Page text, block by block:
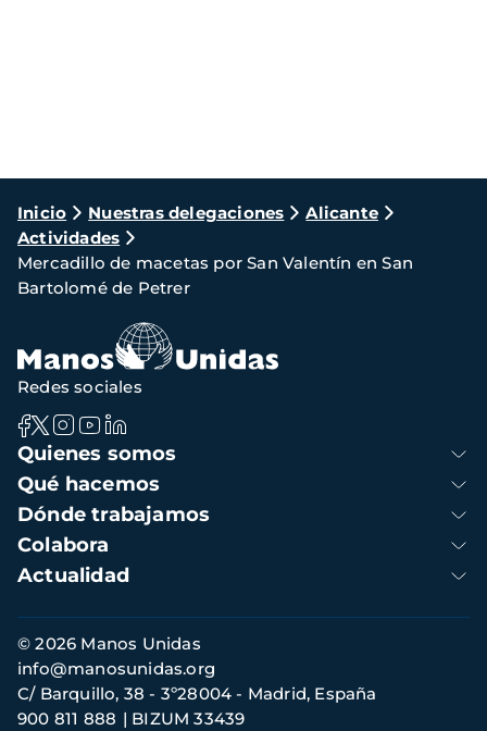
Ruta
de
navegación
Inicio Nuestras delegaciones
Alicante
Actividades
Mercadillo de macetas por San Valentín en San
Bartolomé de Petrer
Navegación
principal
Quienes somos
Qué hacemos
Dónde trabajamos
Colabora
Actualidad
Redes sociales
Información
de
contacto
© 2026 Manos Unidas
C/ Barquillo, 38 - 3º28004 - Madrid, España
900 811 888
BIZUM 33439
info@manosunidas.org